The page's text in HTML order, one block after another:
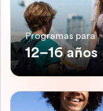
Programas para
12–16 años